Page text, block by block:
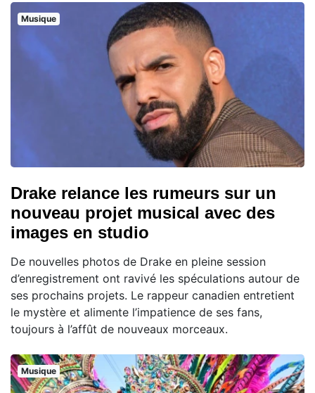
Musique
Drake relance les rumeurs sur un
nouveau projet musical avec des
images en studio
De nouvelles photos de Drake en pleine session
d’enregistrement ont ravivé les spéculations autour de
ses prochains projets. Le rappeur canadien entretient
le mystère et alimente l’impatience de ses fans,
toujours à l’affût de nouveaux morceaux.
Musique